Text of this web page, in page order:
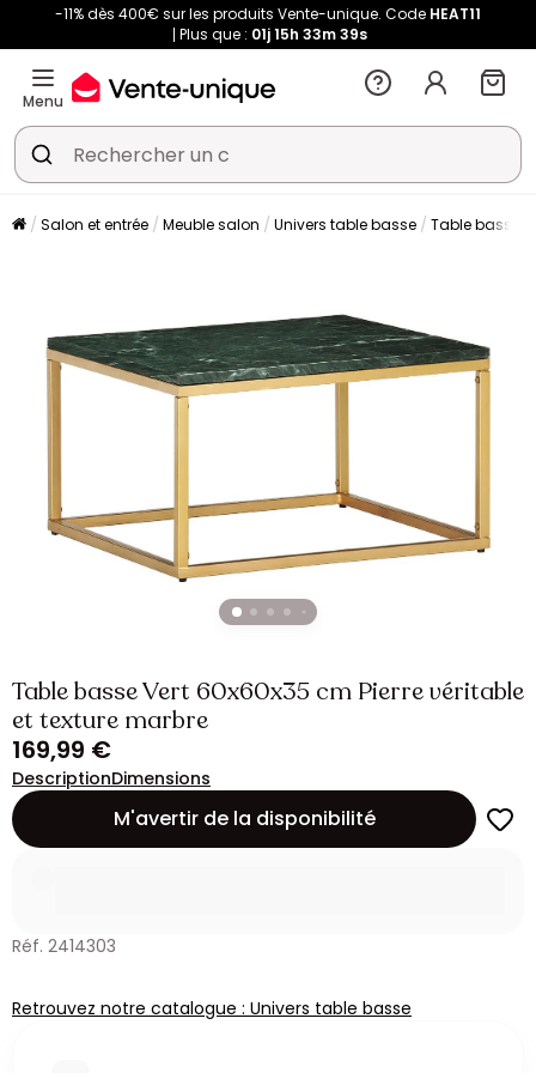
-11% dès 400€ sur les produits Vente-unique. Code HEAT11
Plus que : 01j15h 33m38s
Menu
Salon et entrée Meuble salon Univers table basse Table basse
Table basse Vert 60x60x35 cm Pierre véritable
et texture marbre
169,99 €
DescriptionDimensions
M'avertir de la disponibilité
Réf. 2414303
Retrouvez notre catalogue : Univers table basse